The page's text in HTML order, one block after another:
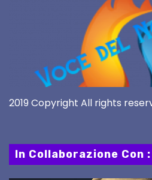
2019 Copyright All rights
In Collaborazione Con :